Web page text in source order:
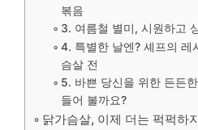
볶음
3. 여름철 별미, 시원하고
4. 특별한 날엔? 셰프의 레
슴살 전
5. 바쁜 당신을 위한 든든
들어 볼까요?
닭가슴살, 이제 더는 퍽퍽하